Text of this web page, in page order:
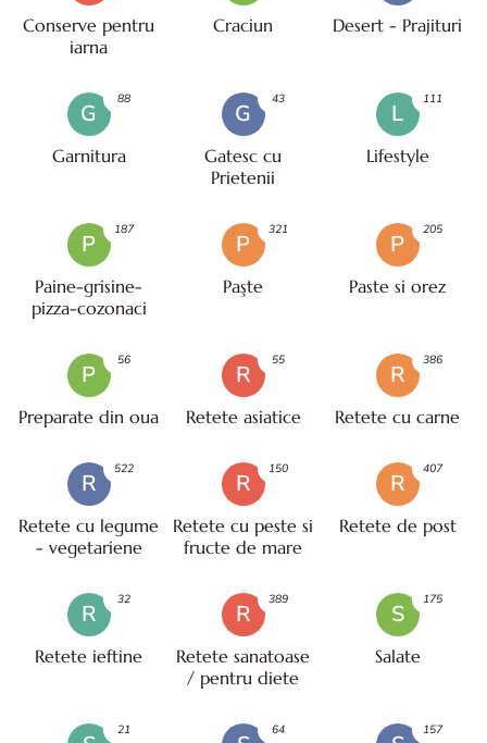
Conserve pentru
iarna
Craciun Desert - Prajituri
G
Garnitura
88
G
Gatesc cu
Prietenii
43
L
Lifestyle
111
P
Paine-grisine-
pizza-cozonaci
187
P
Paşte
321
P
Paste si orez
205
P
Preparate din oua
56
R
Retete asiatice
55
R
Retete cu carne
386
R
Retete cu legume
- vegetariene
522
R
Retete cu peste si
fructe de mare
150
R
Retete de post
407
R
Retete ieftine
32
R
Retete sanatoase
/ pentru diete
389
S
Salate
175
21 64 157